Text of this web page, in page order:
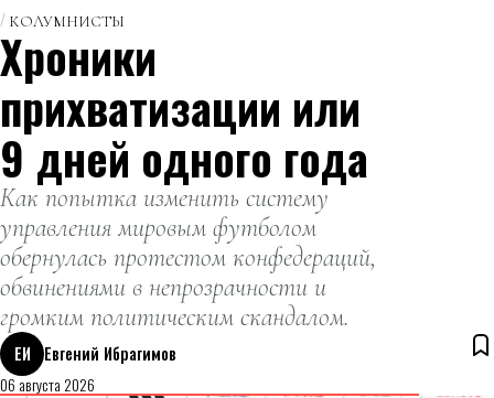
КОЛУМНИСТЫ
Хроники
прихватизации или
9 дней одного года
Как попытка изменить систему
управления мировым футболом
обернулась протестом конфедераций,
обвинениями в непрозрачности и
громким политическим скандалом.
ЕИ
Евгений Ибрагимов
06 августа 2026